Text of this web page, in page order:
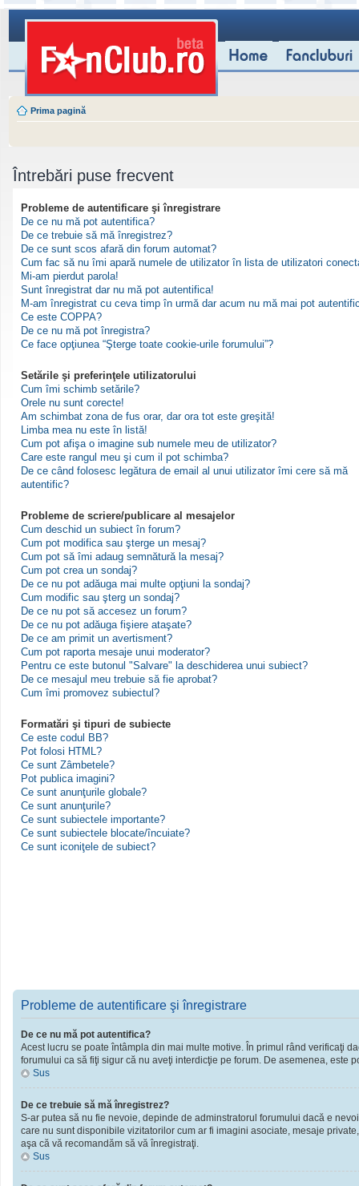
Prima pagină
Întrebări puse frecvent
Probleme de autentificare şi înregistrare
De ce nu mă pot autentifica?
De ce trebuie să mă înregistrez?
De ce sunt scos afară din forum automat?
Cum fac să nu îmi apară numele de utilizator în lista de utilizatori
Mi-am pierdut parola!
Sunt înregistrat dar nu mă pot autentifica!
M-am înregistrat cu ceva timp în urmă dar acum nu mă mai pot
Ce este COPPA?
De ce nu mă pot înregistra?
Ce face opţiunea “Şterge toate cookie-urile forumului”?
Setările şi preferinţele utilizatorului
Cum îmi schimb setările?
Orele nu sunt corecte!
Am schimbat zona de fus orar, dar ora tot este greşită!
Limba mea nu este în listă!
Cum pot afişa o imagine sub numele meu de utilizator?
Care este rangul meu şi cum il pot schimba?
De ce când folosesc legătura de email al unui utilizator îmi cere să mă
autentific?
Probleme de scriere/publicare al mesajelor
Cum deschid un subiect în forum?
Cum pot modifica sau şterge un mesaj?
Cum pot să îmi adaug semnătură la mesaj?
Cum pot crea un sondaj?
De ce nu pot adăuga mai multe opţiuni la sondaj?
Cum modific sau şterg un sondaj?
De ce nu pot să accesez un forum?
De ce nu pot adăuga fişiere ataşate?
De ce am primit un avertisment?
Cum pot raporta mesaje unui moderator?
Pentru ce este butonul "Salvare" la deschiderea unui subiect?
De ce mesajul meu trebuie să fie aprobat?
Cum îmi promovez subiectul?
Formatări şi tipuri de subiecte
Ce este codul BB?
Pot folosi HTML?
Ce sunt Zâmbetele?
Pot publica imagini?
Ce sunt anunţurile globale?
Ce sunt anunţurile?
Ce sunt subiectele importante?
Ce sunt subiectele blocate/încuiate?
Ce sunt iconiţele de subiect?
Probleme de autentificare şi înregistrare
De ce nu mă pot autentifica?
Acest lucru se poate întâmpla din mai multe motive. În primul rând verificaţi
forumului ca să fiţi sigur că nu aveţi interdicţie pe forum. De asemenea,
Sus
De ce trebuie să mă înregistrez?
S-ar putea să nu fie nevoie, depinde de adminstratorul forumului dacă e
care nu sunt disponibile vizitatorilor cum ar fi imagini asociate, mesaje
aşa că vă recomandăm să vă înregistraţi.
Sus